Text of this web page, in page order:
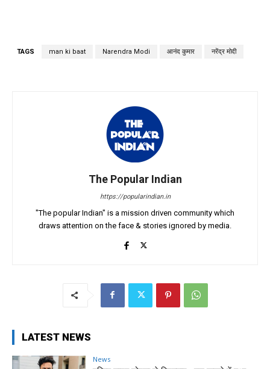
TAGS man ki baat Narendra Modi आनंद कुमार नरेंद्र मोदी
The Popular Indian
https://popularindian.in
"The popular Indian" is a mission driven community which
draws attention on the face & stories ignored by media.
LATEST NEWS
News